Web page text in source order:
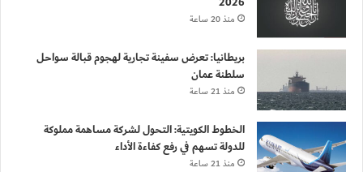
منذ 20 ساعة
بريطانيا: تعرض سفينة تجارية لهجوم قبالة سواحل
سلطنة عمان
منذ 21 ساعة
الخطوط الكويتية: التحول لشركة مساهمة مملوكة
للدولة تسهم في رفع كفاءة الأداء
منذ 21 ساعة